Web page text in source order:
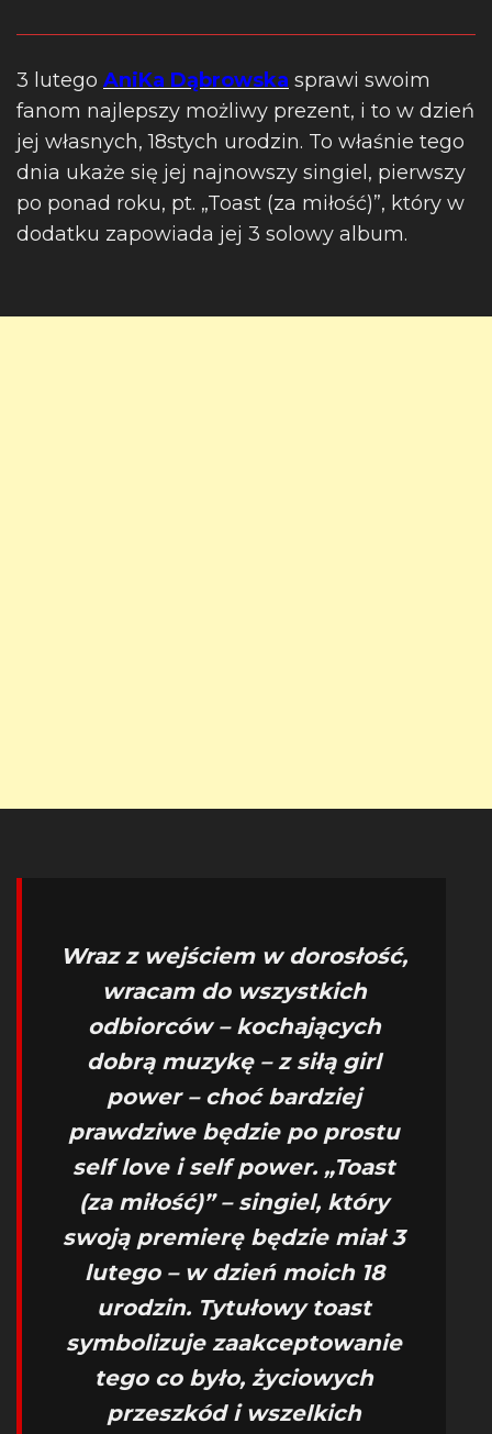
3 lutego AniKa Dąbrowska sprawi swoim
fanom najlepszy możliwy prezent, i to w dzień
jej własnych, 18stych urodzin. To właśnie tego
dnia ukaże się jej najnowszy singiel, pierwszy
po ponad roku, pt. „Toast (za miłość)”, który w
dodatku zapowiada jej 3 solowy album.
Wraz z wejściem w dorosłość,
wracam do wszystkich
odbiorców – kochających
dobrą muzykę – z siłą girl
power – choć bardziej
prawdziwe będzie po prostu
self love i self power. „Toast
(za miłość)” – singiel, który
swoją premierę będzie miał 3
lutego – w dzień moich 18
urodzin. Tytułowy toast
symbolizuje zaakceptowanie
tego co było, życiowych
przeszkód i wszelkich